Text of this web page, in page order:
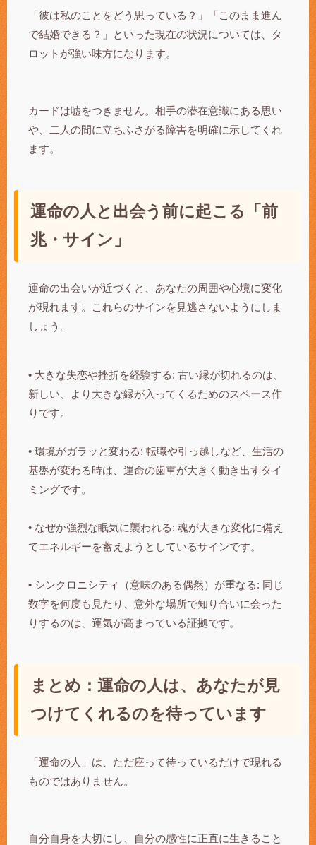
「彼は私のことをどう思っている？」「このまま進ん
で結婚できる？」といった現在の状況については、タ
ロットが強い味方になります。
カードは嘘をつきません。相手の潜在意識にある思い
や、二人の間に立ちふさがる障害を明確に示してくれ
ます。
運命の人と出会う前に起こる「前
兆・サイン」
運命の出会いが近づくと、あなたの周囲や心境に変化
が現れます。これらのサインを見逃さないようにしま
しょう。
• 大きな失恋や挫折を経験する: 古い縁が切れるのは、
新しい、より大きな縁が入ってくるためのスペース作
りです。
• 環境がガラッと変わる: 転職や引っ越しなど、生活の
基盤が変わる時は、運命の歯車が大きく動き出すタイ
ミングです。
• なぜか強烈な眠気に襲われる: 魂が大きな変化に備え
てエネルギーを蓄えようとしているサインです。
• シンクロニシティ（意味のある偶然）が重なる: 同じ
数字を何度も見たり、意外な場所で知り合いに会った
りするのは、運気が高まっている証拠です。
まとめ：運命の人は、あなたが見
つけてくれるのを待っています
「運命の人」は、ただ座って待っているだけで現れる
ものではありません。
自分自身を大切にし、自分の感性に正直に生きること